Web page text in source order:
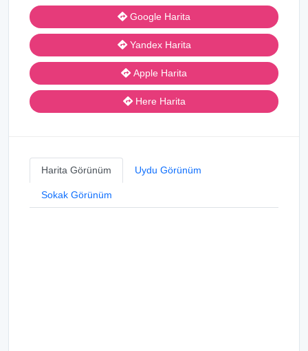
Google Harita
Yandex Harita
Apple Harita
Here Harita
Harita Görünüm Uydu Görünüm
Sokak Görünüm